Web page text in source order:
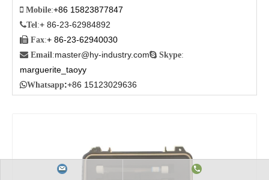
 Mobile:+86 15823877847
Tel :+ 86-23-62984892
 Fax:+ 86-23-62940030
 Email :master@hy-industry.com Skype:
marguerite_taoyy
Whatsapp:+86 15123029636